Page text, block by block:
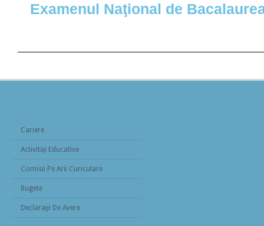
Examenul Naţional de
Cariere
Activităţi Educative
Comisii Pe Arii Curiculare
Bugete
Declaraţii De Avere